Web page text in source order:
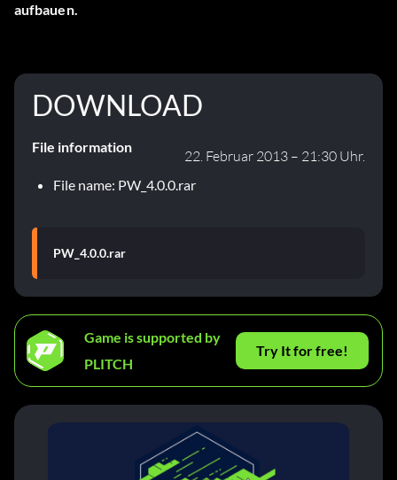
aufbauen.
DOWNLOAD
File information
22. Februar 2013 – 21:30 Uhr.
File name: PW_4.0.0.rar
PW_4.0.0.rar
Game is supported by
PLITCH
Try It for free!